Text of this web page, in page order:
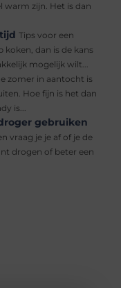
warm zijn. Het is dan
Tips voor een
koken, dan is de kans
mogelijk wilt...
zomer in aantocht is
Hoe fijn is het dan
is...
gebruiken
vraag je je af of je de
drogen of beter een